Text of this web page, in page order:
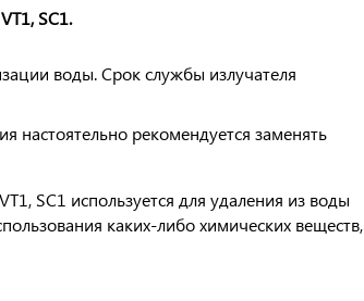
SC1.
воды. Срок службы излучателя
настоятельно рекомендуется заменять
SC1 используется для удаления из воды
каких-либо химических веществ,